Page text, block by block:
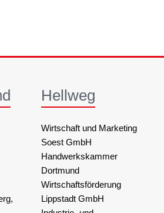
Hellweg
Wirtschaft und Marketing
Soest GmbH
Handwerkskammer
Dortmund
Wirtschaftsförderung
Lippstadt GmbH